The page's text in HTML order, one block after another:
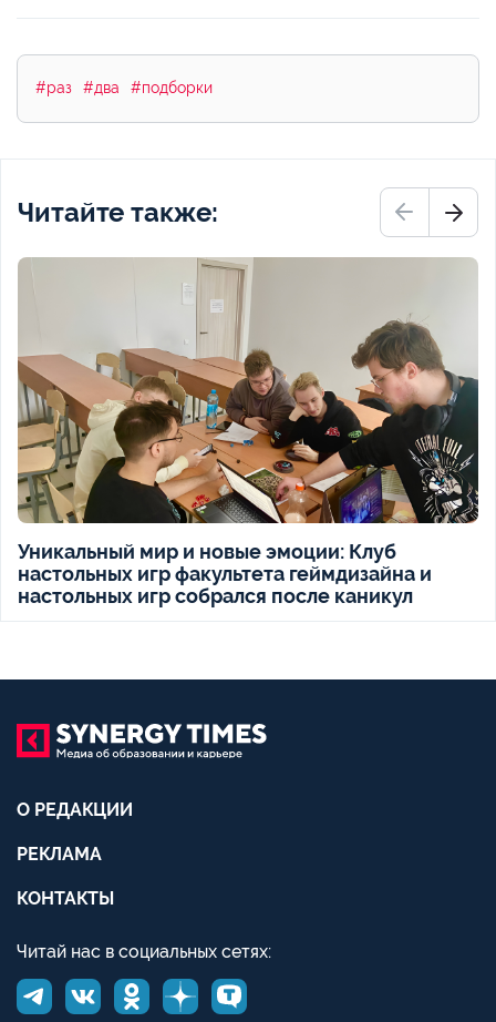
#раз #два #подборки
Читайте также:
Уникальный мир и новые эмоции: Клуб
настольных игр факультета геймдизайна и
настольных игр собрался после каникул
О РЕДАКЦИИ
РЕКЛАМА
КОНТАКТЫ
Читай нас в социальных сетях: